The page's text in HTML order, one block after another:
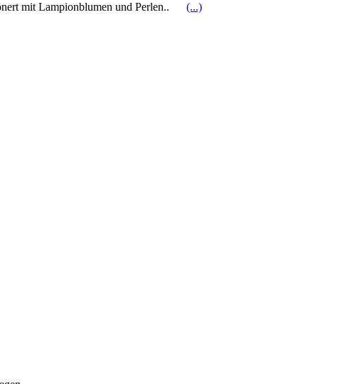
mit Lampionblumen und Perlen.. (...)